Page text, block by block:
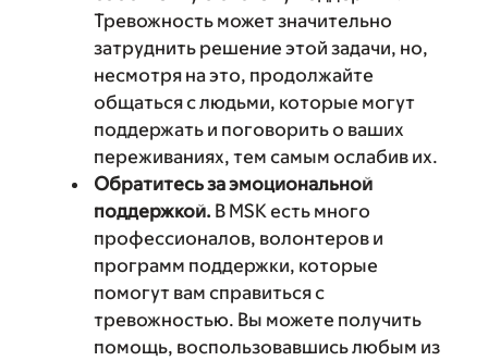
Тревожность может значительно
затруднить решение этой задачи, но,
несмотря на это, продолжайте
общаться с людьми, которые могут
поддержать и поговорить о ваших
переживаниях, тем самым ослабив их.
Обратитесь за эмоциональной
поддержкой. В MSK есть много
профессионалов, волонтеров и
программ поддержки, которые
помогут вам справиться с
тревожностью. Вы можете получить
помощь, воспользовавшись любым из